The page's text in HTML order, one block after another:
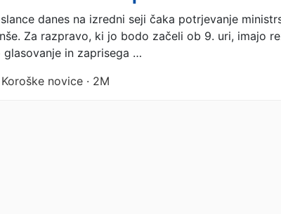
danes na izredni seji čaka potrjevanje
Za razpravo, ki jo bodo začeli ob 9. uri, imajo
glasovanje in zaprisega …
Koroške novice · 2M